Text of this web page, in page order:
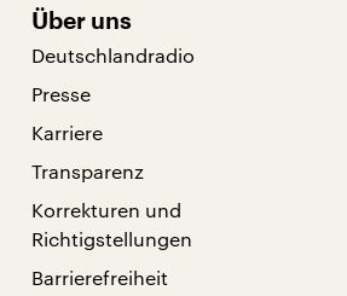
Über uns
Deutschlandradio
Presse
Karriere
Transparenz
Korrekturen und
Richtigstellungen
Barrierefreiheit